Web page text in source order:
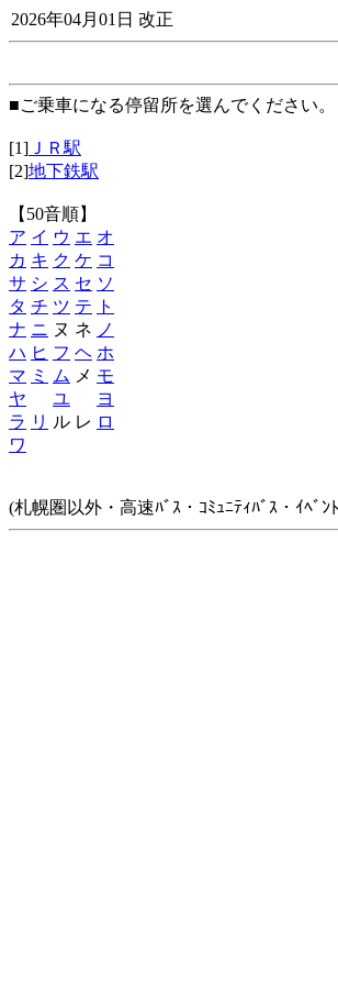
2026年04月01日 改正
■ご乗車になる停留所を選んでください。
[1] ＪＲ駅
[2]地下鉄駅
【50音順】
ア イ ウ エ オ
カ キ ク ケ コ
サ シ ス セ ソ
タ チ ツ テ
ト
ナ ニ ヌ ネ ノ
ハ ヒ フ ヘ ホ
マ ミ ム メ モ
ヤ
ユ
ヨ
ラ リ ル レ ロ
ワ
(札幌圏以外・高速ﾊﾞｽ・ｺﾐｭﾆﾃｨﾊﾞｽ・ｲﾍﾞ